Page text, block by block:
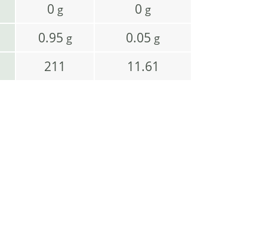
0 g 0 g
0.95 g 0.05 g
211 11.61